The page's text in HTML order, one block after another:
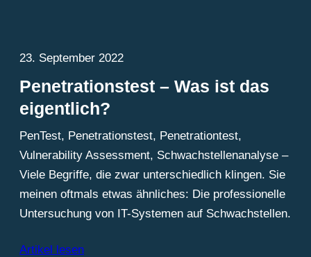
23. September 2022
Penetrationstest – Was ist das
eigentlich?
PenTest, Penetrationstest, Penetrationtest,
Vulnerability Assessment, Schwachstellenanalyse –
Viele Begriffe, die zwar unterschiedlich klingen. Sie
meinen oftmals etwas ähnliches: Die professionelle
Untersuchung von IT-Systemen auf Schwachstellen.
Artikel lesen